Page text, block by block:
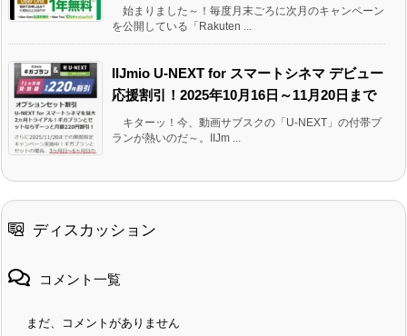
始まりました～！毎度月末ごろに次月のキャンペーン
を公開している「Rakuten ...
IIJmio U-NEXT for スマートシネマ デビュー
応援割引！2025年10月16日～11月20日まで
キターッ！今、動画サブスクの「U-NEXT」の付帯プ
ランが熱いのだ～。IIJm ...
ディスカッション
コメント一覧
まだ、コメントがありません